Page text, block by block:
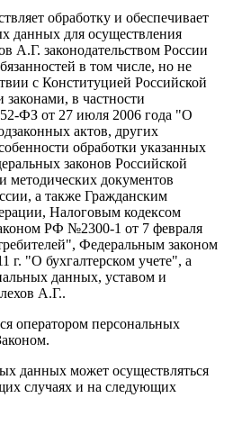
обработку и обеспечивает
данных для осуществления
А.Г. законодательством России
в том числе, но не
с Конституцией Российской
в частности
ФЗ от 27 июля 2006 года "О
актов, других
обработки указанных
законов Российской
методических документов
а также Гражданским
Налоговым кодексом
РФ №2300-1 от 7 февраля
Федеральным законом
г. "О бухгалтерском учете", а
данных, уставом и
А.Г..
оператором персональных
данных может осуществляться
случаях и на следующих